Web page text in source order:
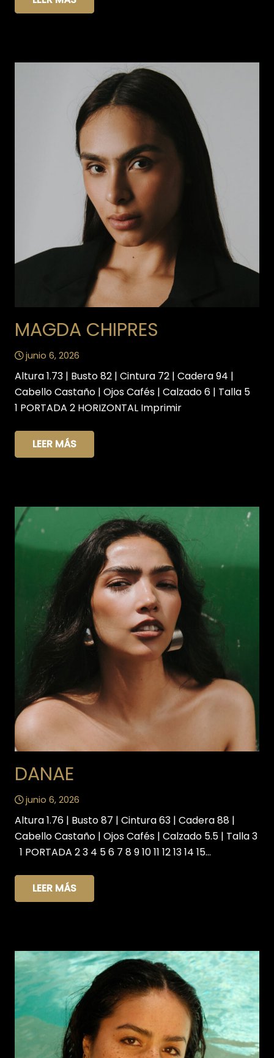
MAGDA CHIPRES
junio 6, 2026
Altura 1.73 | Busto 82 | Cintura 72 | Cadera 94 |
Cabello Castaño | Ojos Cafés | Calzado 6 | Talla 5
1 PORTADA 2 HORIZONTAL Imprimir
LEER MÁS
DANAE
junio 6, 2026
Altura 1.76 | Busto 87 | Cintura 63 | Cadera 88 |
Cabello Castaño | Ojos Cafés | Calzado 5.5 | Talla 3
1 PORTADA 2 3 4 5 6 7 8 9 10 11 12 13 14 15…
LEER MÁS